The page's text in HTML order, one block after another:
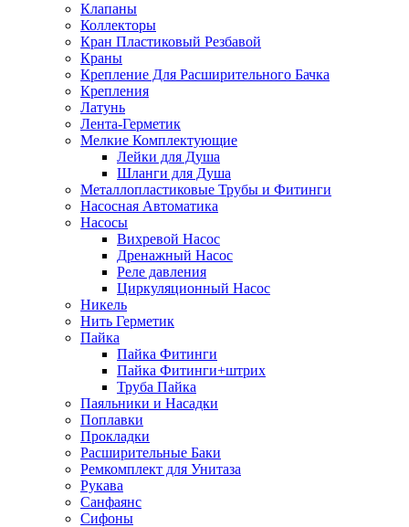
Клапаны
Коллекторы
Кран Пластиковый Резбавой
Краны
Крепление Для Расширительного Бачка
Крепления
Латунь
Лента-Герметик
Мелкие Комплектующие
Лейки для Душа
Шланги для Душа
Металлопластиковые Трубы и Фитинги
Насосная Автоматика
Насосы
Вихревой Насос
Дренажный Насос
Реле давления
Циркуляционный Насос
Никель
Нить Герметик
Пайка
Пайка Фитинги
Пайка Фитинги+штрих
Труба Пайка
Паяльники и Насадки
Поплавки
Прокладки
Расширительные Баки
Ремкомплект для Унитаза
Рукава
Санфаянс
Сифоны